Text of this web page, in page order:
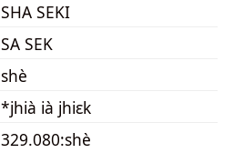
SHA SEKI
SA SEK
shè
*jhià ià jhiɛk
329.080:shè